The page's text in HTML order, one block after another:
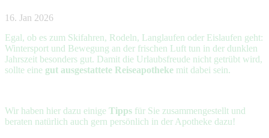
16. Jan 2026
Egal, ob es zum Skifahren, Rodeln, Langlaufen oder Eislaufen geht:
Wintersport und Bewegung an der frischen Luft tun in der dunklen
Jahrszeit besonders gut. Damit die Urlaubsfreude nicht getrübt wird,
sollte eine gut ausgestattete Reiseapotheke mit dabei sein.
Wir haben hier dazu einige Tipps für Sie zusammengestellt und
beraten natürlich auch gern persönlich in der Apotheke dazu!